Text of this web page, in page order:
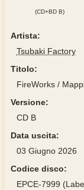
(CD+BD B)
Artista:
Tsubaki Factory
Titolo:
FireWorks /
Versione:
CD B
Data uscita:
03 Giugno 2026
Codice disco:
EPCE-7999